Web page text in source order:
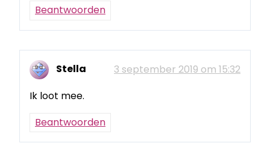
Beantwoorden
Stella
3 september 2019 om 15:32
Ik loot mee.
Beantwoorden